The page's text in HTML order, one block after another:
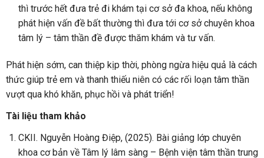
thì trước hết đưa trẻ đi khám tại cơ sở đa khoa, nếu không
phát hiện vấn đề bất thường thì đưa tới cơ sở chuyên khoa
tâm lý – tâm thần đề được thăm khám và tư vấn.
Phát hiện sớm, can thiệp kịp thời, phòng ngừa hiệu quả là cách
thức giúp trẻ em và thanh thiếu niên có các rối loạn tâm thần
vượt qua khó khăn, phục hồi và phát triển!
Tài liệu tham khảo
CKII. Nguyễn Hoàng Điệp, (2025). Bài giảng lớp chuyên
khoa cơ bản về Tâm lý lâm sàng – Bệnh viện tâm thần trung